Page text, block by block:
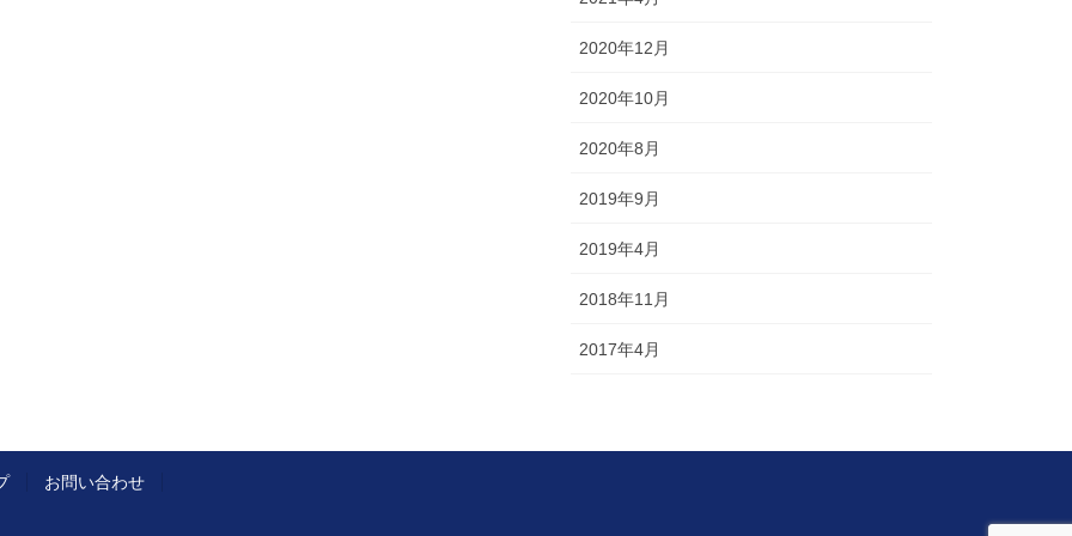
2020年12月
2020年10月
2020年8月
2019年9月
2019年4月
2018年11月
2017年4月
お問い合わせ